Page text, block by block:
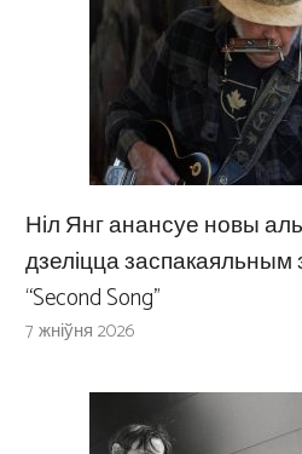
Ніл Янг анансуе новы
дзеліцца
“Second Song”
7 жніўня 2026